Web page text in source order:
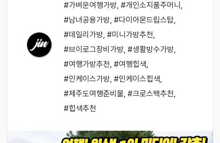
#가벼운여행가방, #개인소지품주머니 ,
#남녀공용가방, #다이아몬드립스탑,
#데일리가방, #미니가방추천,
#브이로그장비가방, #생활방수가방,
#여행가방추천, #여행힙색,
#인케이스가방, #인케이스힙색,
#제주도여행준비물, #크로스백추천,
#힙색추천